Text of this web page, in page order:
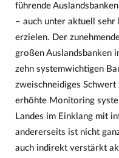
führende
– auch unter aktuell sehr
erzielen. Der
großen Auslandsbanken
zehn systemwichtigen
zweischneidiges Schwert
erhöhte Monitoring
Landes im Einklang mit
andererseits ist nicht
auch indirekt verstärkt